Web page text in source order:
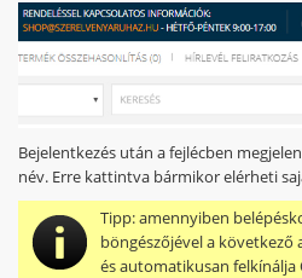
Bejelentkezés után a fejlécben
név. Erre kattintva bármikor elérheti
Tipp:amennyiben
böngészőjével a következő
és automatikusan felkínálja